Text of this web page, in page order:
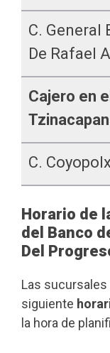
C.
De Rafael
Cajero en
Tzinacapan
C.
Horario de
del Banco
Del
Las sucursales
siguiente
la hora de